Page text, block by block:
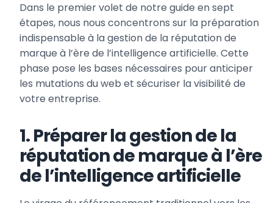
Dans le premier volet de notre guide en sept
étapes, nous nous concentrons sur la préparation
indispensable à la gestion de la réputation de
marque à l’ère de l’intelligence artificielle. Cette
phase pose les bases nécessaires pour anticiper
les mutations du web et sécuriser la visibilité de
votre entreprise.
1. Préparer la gestion de la
réputation de marque à l’ère
de l’intelligence artificielle